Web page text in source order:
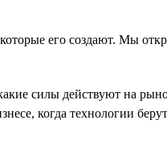
его создают. Мы
силы действуют на
когда технологии